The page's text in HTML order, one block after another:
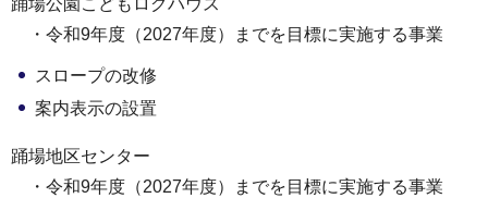
踊場公園こどもログハウス
・令和9年度（2027年度）までを目標に実施する事業
スロープの改修
案内表示の設置
踊場地区センター
・令和9年度（2027年度）までを目標に実施する事業